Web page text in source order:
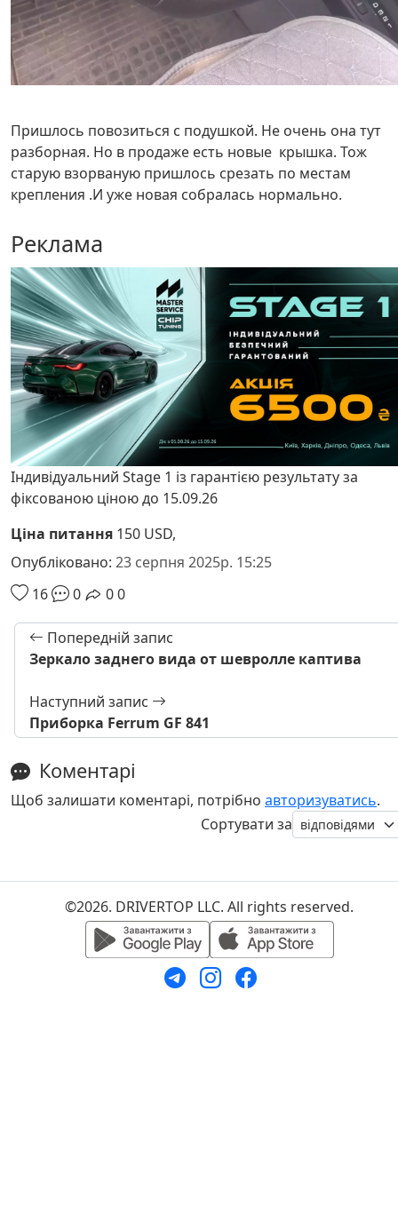
Пришлось повозиться с подушкой. Не очень она тут
разборная. Но в продаже есть новые крышка. Тож
старую взорваную пришлось срезать по местам
крепления .И уже новая собралась нормально.
Реклама
Індивідуальний Stage 1 із гарантією результату за
фіксованою ціною до 15.09.26
Ціна питання 150 USD,
Опубліковано: 23 серпня 2025р. 15:25
16
0 00
Попередній запис
Зеркало заднего вида от шевролле каптива
Наступний запис
Приборка Ferrum GF 841
Коментарі
Щоб залишати коментарі, потрібно авторизуватись.
Сортувати за
©2026. DRIVERTOP LLC. All rights reserved.